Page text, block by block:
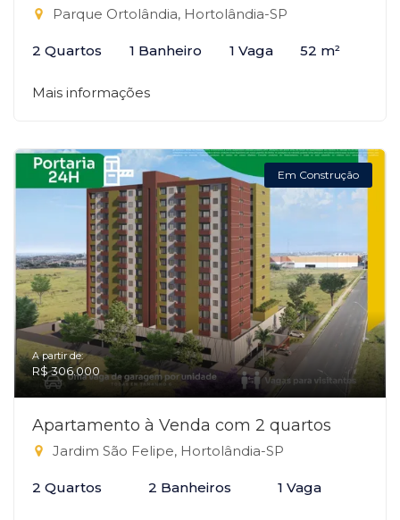
Parque Ortolândia, Hortolândia-SP
2 Quartos 1 Banheiro 1 Vaga 52 m²
Mais informações
Em Construção
A partir de:
R$ 306.000
Apartamento à Venda com 2 quartos
Jardim São Felipe, Hortolândia-SP
2 Quartos 2 Banheiros 1 Vaga